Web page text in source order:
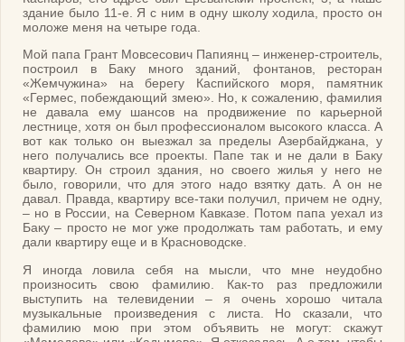
здание было 11-е. Я с ним в одну школу ходила, просто он
моложе меня на четыре года.
Мой папа Грант Мовсесович Папиянц – инженер-строитель,
построил в Баку много зданий, фонтанов, ресторан
«Жемчужина» на берегу Каспийского моря, памятник
«Гермес, побеждающий змею». Но, к сожалению, фамилия
не давала ему шансов на продвижение по карьерной
лестнице, хотя он был профессионалом высокого класса. А
вот как только он выезжал за пределы Азербайджана, у
него получались все проекты. Папе так и не дали в Баку
квартиру. Он строил здания, но своего жилья у него не
было, говорили, что для этого надо взятку дать. А он не
давал. Правда, квартиру все-таки получил, причем не одну,
– но в России, на Северном Кавказе. Потом папа уехал из
Баку – просто не мог уже продолжать там работать, и ему
дали квартиру еще и в Красноводске.
Я иногда ловила себя на мысли, что мне неудобно
произносить свою фамилию. Как-то раз предложили
выступить на телевидении – я очень хорошо читала
музыкальные произведения с листа. Но сказали, что
фамилию мою при этом объявить не могут: скажут